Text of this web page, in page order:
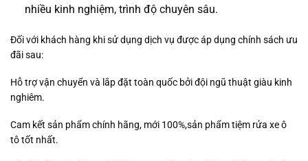
nhiều kinh nghiệm, trình độ chuyên sâu.
Đối với khách hàng khi sử dụng dịch vụ được áp dụng chính sách ưu
đãi sau:
Hỗ trợ vận chuyển và lắp đặt toàn quốc bởi đội ngũ thuật giàu kinh
nghiêm.
Cam kết sản phẩm chính hãng, mới 100%,sản phẩm tiệm rửa xe ô
tô tốt nhất.